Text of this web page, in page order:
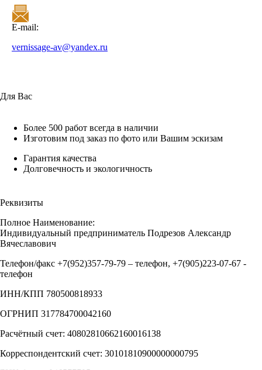
E-mail:
vernissage-av@yandex.ru
Для Вас
Более 500 работ всегда в наличии
Изготовим под заказ по фото или Вашим эскизам
Гарантия качества
Долговечность и экологичность
Реквизиты
Полное Наименование:
Индивидуальный предприниматель Подрезов Александр
Вячеславович
Телефон/факс +7(952)357-79-79 – телефон, +7(905)223-07-67 -
телефон
ИНН/КПП 780500818933
ОГРНИП 317784700042160
Расчётный счет: 40802810662160016138
Корреспондентский счет: 30101810900000000795